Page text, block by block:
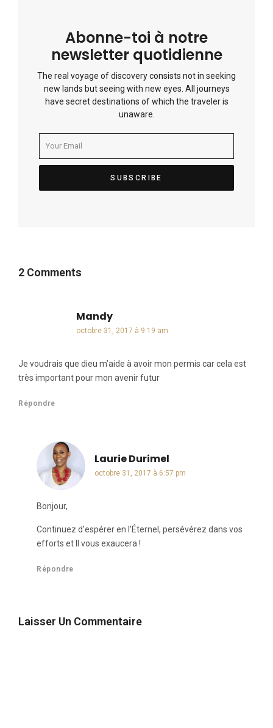
Abonne-toi à notre
newsletter quotidienne
The real voyage of discovery consists not in seeking
new lands but seeing with new eyes. All journeys
have secret destinations of which the traveler is
unaware.
2 Comments
Mandydit :
octobre 31, 2017 à 9:19 am
Je voudrais que dieu m’aide à avoir mon permis car cela est
très important pour mon avenir futur
Répondre
Laurie Durimel
octobre 31, 2017 à 6:57 pm
Bonjour,
Continuez d’espérer en l’Éternel, persévérez dans vos
efforts et Il vous exaucera !
Répondre
Laisser Un Commentaire